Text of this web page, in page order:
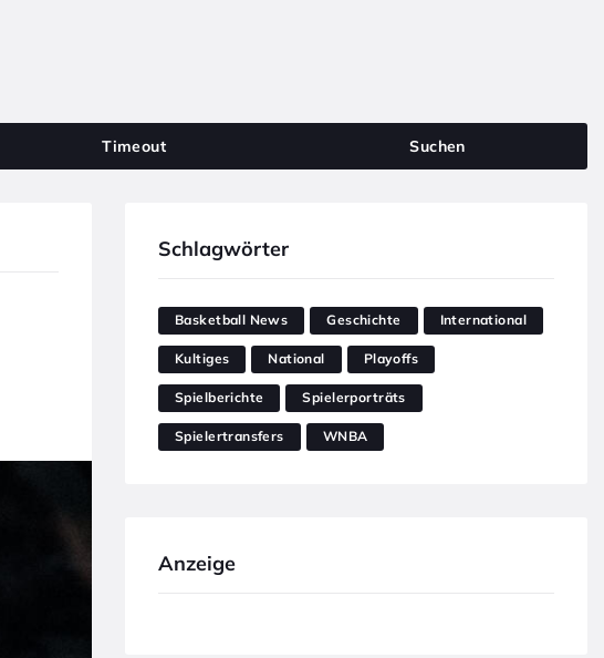
Timeout Suchen
Schlagwörter
Basketball News Geschichte International
Kultiges National Playoffs
Spielberichte Spielerporträts
Spielertransfers WNBA
Anzeige